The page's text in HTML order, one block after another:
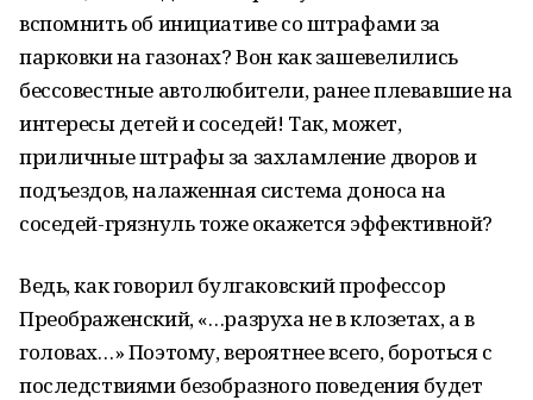
вспомнить об инициативе со штрафами за
парковки на газонах? Вон как зашевелились
бессовестные автолюбители, ранее плевавшие на
интересы детей и соседей! Так, может,
приличные штрафы за захламление дворов и
подъездов, налаженная система доноса на
соседей-грязнуль тоже окажется эффективной?
Ведь, как говорил булгаковский профессор
Преображенский, «…разруха не в клозетах, а в
головах…» Поэтому, вероятнее всего, бороться с
последствиями безобразного поведения будет